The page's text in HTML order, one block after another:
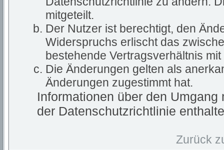
mitgeteilt.
Der Nutzer ist berechtigt, den
Widerspruchs erlischt das
bestehende Vertragsverhältnis
Die Änderungen gelten als
Änderungen zugestimmt hat.
Informationen über den
der Datenschutzrichtlinie
Zurück